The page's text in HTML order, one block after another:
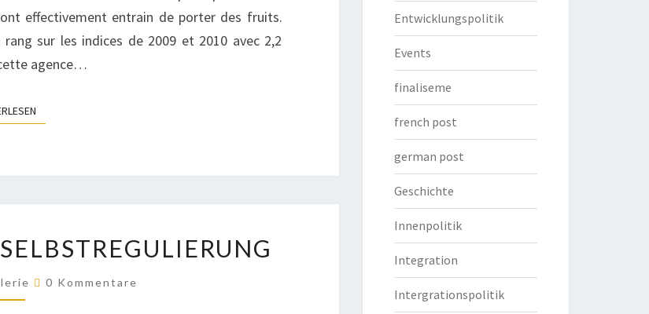
effectivement entrain de porter des fruits.
sur les indices de 2009 et 2010 avec 2,2
agence…
UND
SELBSTREGULIERUNG
Kommentare
0 Kommentare
Entwicklungspolitik
Events
finaliseme
french post
german post
Geschichte
Innenpolitik
Integration
Intergrationspolitik